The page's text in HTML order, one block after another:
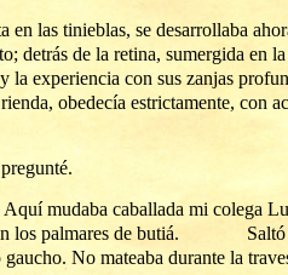
en las tinieblas, se desarrollaba
detrás de la retina, sumergida en
la experiencia con sus zanjas
obedecía estrictamente, con
mudaba caballada mi colega
los palmares de butiá. Saltó
No mateaba durante la